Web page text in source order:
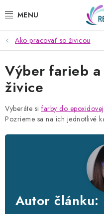
na
KREATÍVNE SADY
ŽIVICA
PRÁŠKOVÉ HMOTY
DREVENÉ STAVEBNICE
OBRAZY PODĽA FOTKY
Ako pracovať so živicou
Výber farieb
živice
Vyberáte si farby do
Pozrieme sa na ich jednotlivé
Autor článku: